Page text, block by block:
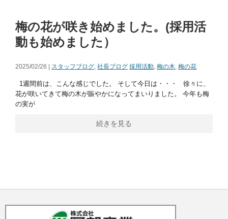
梅の花が咲き始めました。(採用活
動も始めました）
2025/02/26 | スタッフブログ, 社長ブログ 採用活動, 梅の木, 梅の花
1週間前は、こんな感じでした。 そして今日は・・・ 徐々に、
花が咲いてきて梅の木が賑やかになってまいりました。 今年も梅
の実が
続きを見る